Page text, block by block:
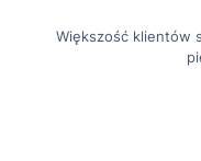
Większość klientów